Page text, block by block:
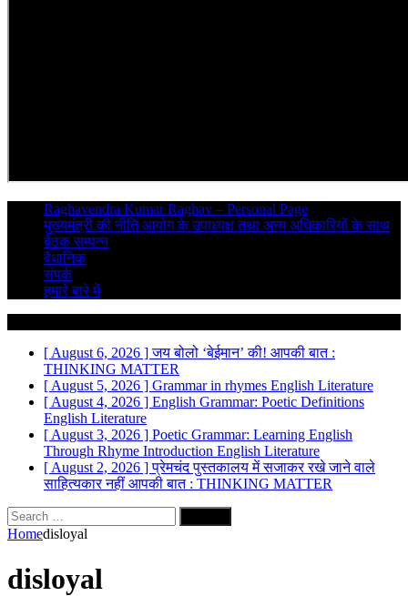
Raghavendra Kumar Raghav – Personal Page
मुख्यमंत्री की नीति आयोग के उपाध्यक्ष तथा अन्य अधिकारियों के साथ
बैठक सम्पन्न
वैधानिक
संपर्क
हमारे बारे में
[ August 6, 2026 ]जय बोलो ‘बेईमान’ की! आपकी बात :
THINKING MATTER
[ August 5, 2026 ] Grammar in rhymes English Literature
[ August 4, 2026 ] English Grammar: Poetic Definitions
English Literature
[ August 3, 2026 ] Poetic Grammar: Learning English
Through Rhyme Introduction English Literature
[ August 2, 2026 ]प्रेमचंद पुस्तकालय में सजाकर रखे जाने वाले
साहित्यकार नहीं आपकी बात : THINKING MATTER
Search
for:
Homedisloyal
disloyal